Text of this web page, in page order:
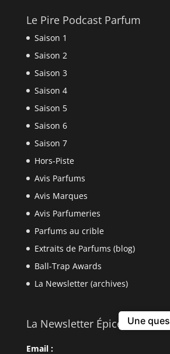
Le Pire Podcast Parfum
Saison 1
Saison 2
Saison 3
Saison 4
Saison 5
Saison 6
Saison 7
Hors-Piste
Avis Parfums
Avis Marques
Avis Parfumeries
Parfums au crible
Extraits de Parfums (blog)
Ball-Trap Awards
La Newsletter (archives)
La Newsletter Épicée
Email :
Une